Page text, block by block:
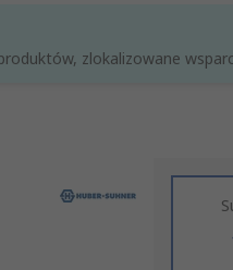
zlokalizowane